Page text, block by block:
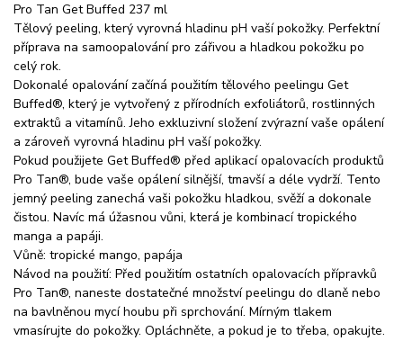
Pro Tan Get Buffed 237 ml
Tělový peeling, který vyrovná hladinu pH vaší pokožky. Perfektní
příprava na samoopalování pro zářivou a hladkou pokožku po
celý rok.
Dokonalé opalování začíná použitím tělového peelingu Get
Buffed®, který je vytvořený z přírodních exfoliátorů, rostlinných
extraktů a vitamínů. Jeho exkluzivní složení zvýrazní vaše opálení
a zároveň vyrovná hladinu pH vaší pokožky.
Pokud použijete Get Buffed® před aplikací opalovacích produktů
Pro Tan®, bude vaše opálení silnější, tmavší a déle vydrží. Tento
jemný peeling zanechá vaši pokožku hladkou, svěží a dokonale
čistou. Navíc má úžasnou vůni, která je kombinací tropického
manga a papáji.
Vůně: tropické mango, papája
Návod na použití: Před použitím ostatních opalovacích přípravků
Pro Tan®, naneste dostatečné množství peelingu do dlaně nebo
na bavlněnou mycí houbu při sprchování. Mírným tlakem
vmasírujte do pokožky. Opláchněte, a pokud je to třeba, opakujte.